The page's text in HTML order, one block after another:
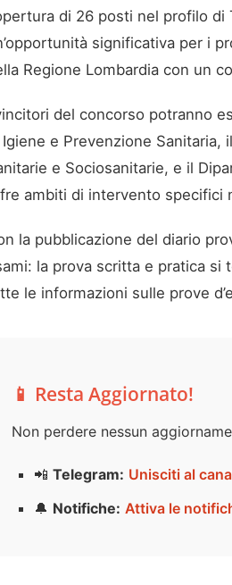
di 26 posti nel profilo di
significativa per i
Regione Lombardia con un
del concorso potranno
e Prevenzione
e Sociosanitarie, e il
ambiti di intervento specifici
la pubblicazione del diario
la prova scritta e pratica si
le informazioni sulle prove
📱 Resta Aggiornato!
Non perdere nessun
📲 Telegram: Unisciti al
🔔 Notifiche: Attiva le